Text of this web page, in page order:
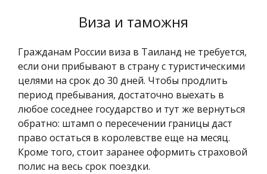
Виза и таможня
Гражданам России виза в Таиланд не требуется,
если они прибывают в страну с туристическими
целями на срок до 30 дней. Чтобы продлить
период пребывания, достаточно выехать в
любое соседнее государство и тут же вернуться
обратно: штамп о пересечении границы даст
право остаться в королевстве еще на месяц.
Кроме того, стоит заранее оформить страховой
полис на весь срок поездки.